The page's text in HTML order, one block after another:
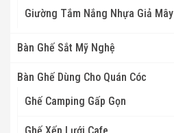
Giường Tắm Nắng Nhựa Giả Mây
Bàn Ghế Sắt Mỹ Nghệ
Bàn Ghế Dùng Cho Quán Cóc
Ghế Camping Gấp Gọn